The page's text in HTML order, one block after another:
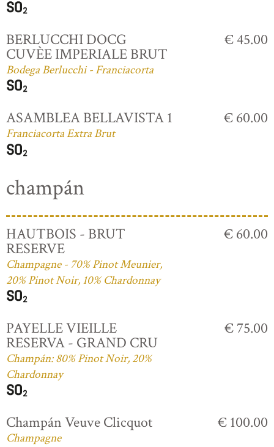
BERLUCCHI DOCG
CUVÈE IMPERIALE BRUT
Bodega Berlucchi - Franciacorta
€ 45.00
ASAMBLEA BELLAVISTA 1
Franciacorta Extra Brut
€ 60.00
champán
HAUTBOIS - BRUT
RESERVE
Champagne - 70% Pinot Meunier,
20% Pinot Noir, 10% Chardonnay
€ 60.00
PAYELLE VIEILLE
RESERVA - GRAND CRU
Champán: 80% Pinot Noir, 20%
Chardonnay
€ 75.00
Champán Veuve Clicquot
Champagne
€ 100.00